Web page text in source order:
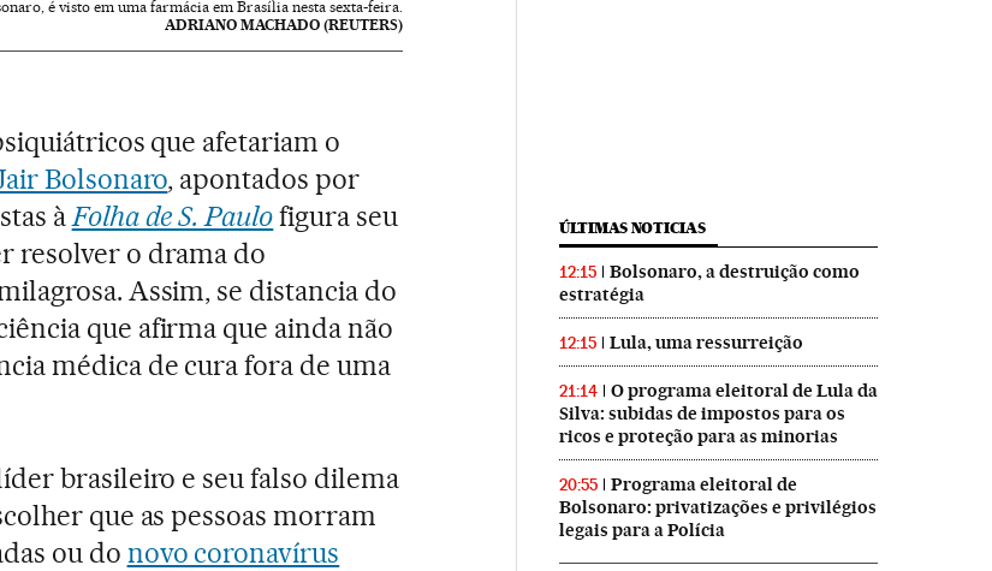
é visto em uma farmácia em Brasília nesta sexta-feira.
ADRIANO MACHADO (REUTERS)
que afetariam o
Bolsonaro, apontados por
àFolha de S. Paulofigura seu
resolver o drama do
Assim, se distancia do
que afirma que ainda não
médica de cura fora de uma
brasileiro e seu falso dilema
que as pessoas morram
ou do novo coronavírus
ÚLTIMAS NOTICIAS
12:15
Bolsonaro, a destruição como
estratégia
12:15 Lula, uma ressurreição
21:14
O programa eleitoral de Lula da
Silva: subidas de impostos para os
ricos e proteção para as minorias
20:55
Programa eleitoral de
Bolsonaro: privatizações e privilégios
legais para a Polícia